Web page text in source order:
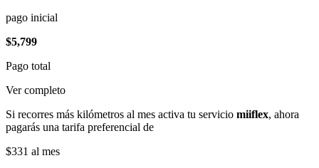
pago inicial
$5,799
Pago total
Ver completo
Si recorres más kilómetros al mes activa tu servicio miiflex, ahora
pagarás una tarifa preferencial de
$331 al mes